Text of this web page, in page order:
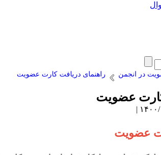
در انجمن راهنمای دریافت کارت عضویت
عضویت
عضویت